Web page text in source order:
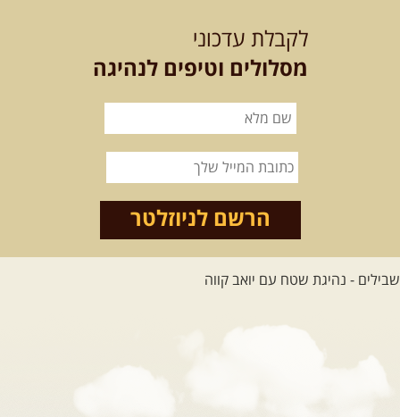
מסעות בעולם
קירגיסטאן – בעקבות הנוודים,
והמרגשות בעולם. קירגיסטאן היא לא ...
26.08-02.09.2026 - גאורגיה,
המגדלים של הקווקז
הקווקז הגבוה מחכה לכם: נתיבי שטח
מרהיבים, פסגות מושלגות, אירוח ...
[המשך]
לקבלת עדכוני
מסלולים וטיפים לנהיגה
הרשם לניוזלטר